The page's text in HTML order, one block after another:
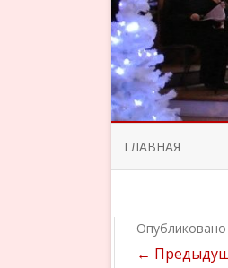
ГЛАВНАЯ
Опубликовано
←